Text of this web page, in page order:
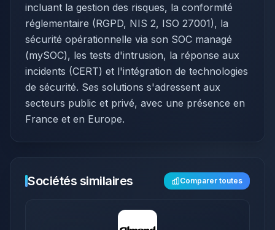
incluant la gestion des risques, la conformité
réglementaire (RGPD, NIS 2, ISO 27001), la
sécurité opérationnelle via son SOC managé
(mySOC), les tests d'intrusion, la réponse aux
incidents (CERT) et l'intégration de technologies
de sécurité. Ses solutions s'adressent aux
secteurs public et privé, avec une présence en
France et en Europe.
Sociétés similaires Comparer toutes